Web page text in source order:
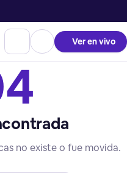
Ver en vivo
no existe o fue movida.